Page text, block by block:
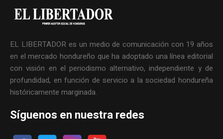
EL LIBERTADOR es un medio de comunicación con 19 años
en el mercado hondureño que ha adoptado una línea editorial
con visión en el periodismo alternativo, independiente y de
profundidad, en función de servicio a la sociedad hondureña
históricamente marginada.
Síguenos en nuestra redes